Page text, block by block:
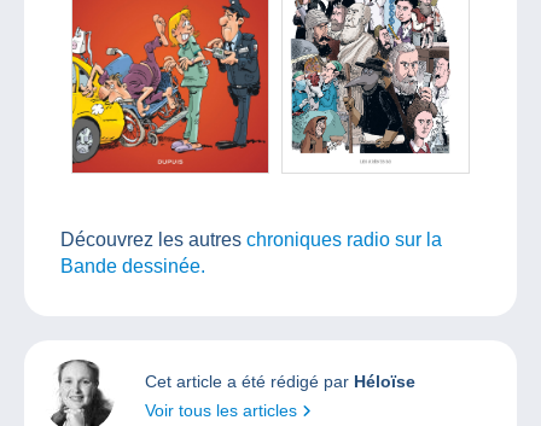
Découvrez les autres chroniques radio sur la
Bande dessinée.
Cet article a été rédigé par Héloïse
Voir tous les articles